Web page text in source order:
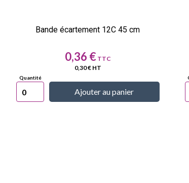
Bande écartement 12C 45 cm
Prix
0,36 €
0,30 € HT
Ajouter au panier